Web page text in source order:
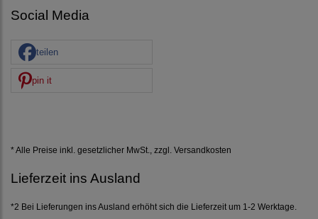
Social Media
teilen
pin it
* Alle Preise inkl. gesetzlicher MwSt., zzgl. Versandkosten
Lieferzeit ins Ausland
*2 Bei Lieferungen ins Ausland erhöht sich die Lieferzeit um 1-2 Werktage.